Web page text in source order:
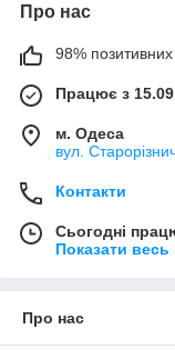
Про нас
98% позитивних
Працює з
м. Одеса
вул.
Контакти
Сьогодні
Показати весь
Про нас